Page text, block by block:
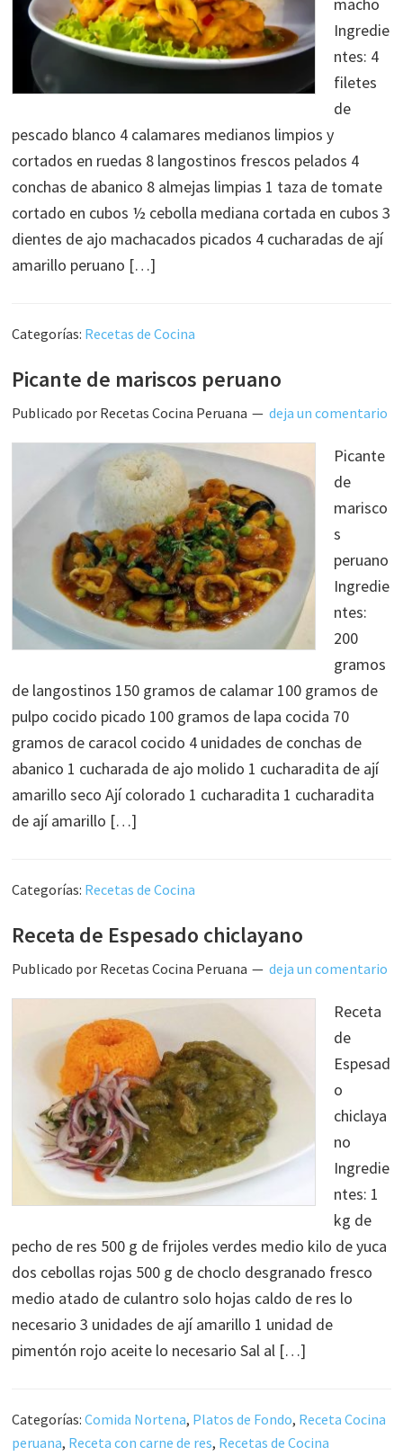
Ingredie
ntes: 4
filetes
de
pescado blanco 4 calamares medianos limpios y
cortados en ruedas 8 langostinos frescos pelados 4
conchas de abanico 8 almejas limpias 1 taza de tomate
cortado en cubos ½ cebolla mediana cortada en cubos 3
dientes de ajo machacados picados 4 cucharadas de ají
amarillo peruano […]
Categorías: Recetas de Cocina
Picante de mariscos peruano
Publicado por Recetas Cocina Peruana deja un comentario
Picante
de
marisco
s
peruano
Ingredie
ntes:
200
gramos
de langostinos 150 gramos de calamar 100 gramos de
pulpo cocido picado 100 gramos de lapa cocida 70
gramos de caracol cocido 4 unidades de conchas de
abanico 1 cucharada de ajo molido 1 cucharadita de ají
amarillo seco Ají colorado 1 cucharadita 1 cucharadita
de ají amarillo […]
Categorías: Recetas de Cocina
Receta de Espesado chiclayano
Publicado por Recetas Cocina Peruana deja un comentario
Receta
de
Espesad
o
chiclaya
no
Ingredie
ntes: 1
kg de
pecho de res 500 g de frijoles verdes medio kilo de yuca
dos cebollas rojas 500 g de choclo desgranado fresco
medio atado de culantro solo hojas caldo de res lo
necesario 3 unidades de ají amarillo 1 unidad de
pimentón rojo aceite lo necesario Sal al […]
Categorías:Comida Nortena, Platos de Fondo, Receta Cocina
peruana, Receta con carne de res, Recetas de Cocina